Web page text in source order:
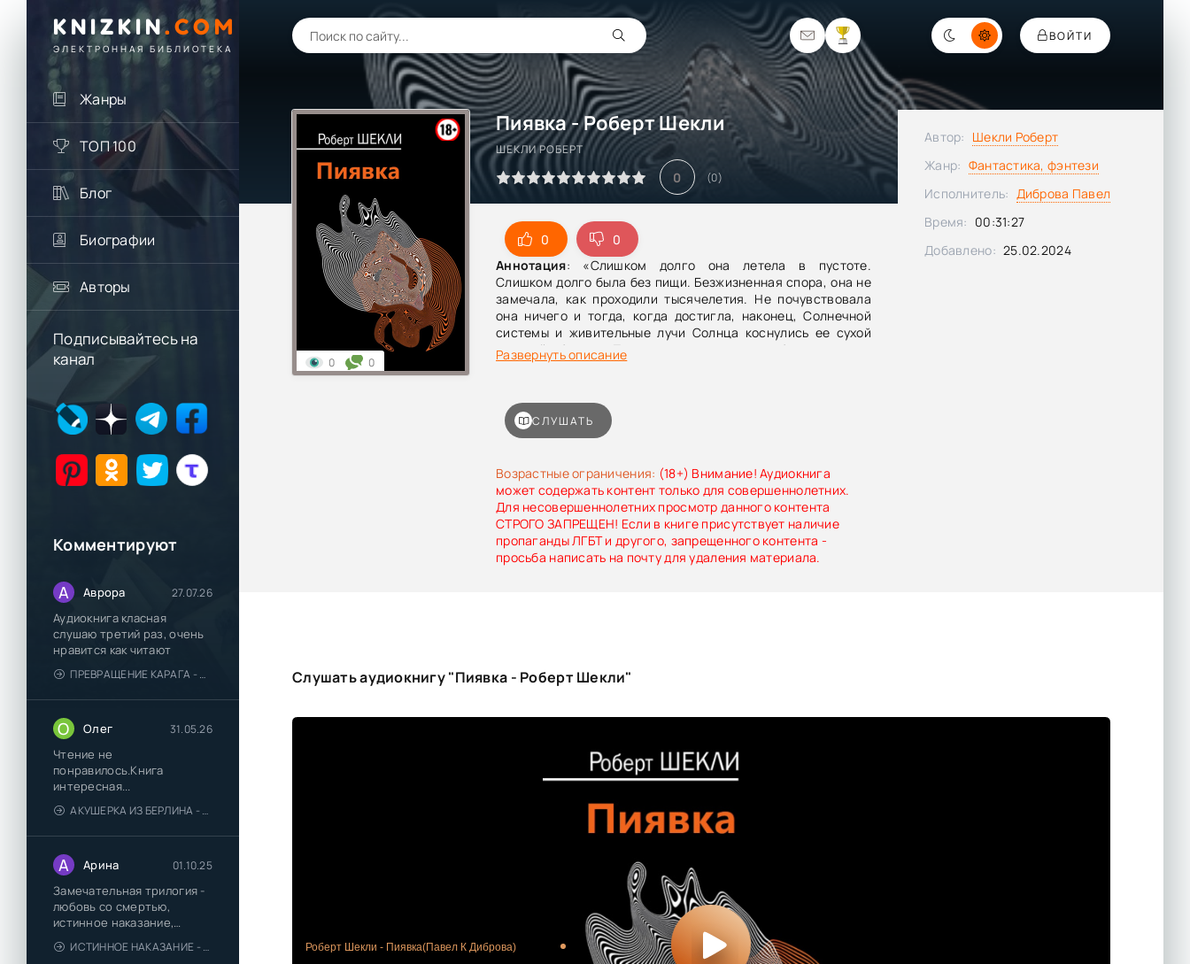
KNIZKIN. COM
ЭЛЕКТРОННАЯ БИБЛИОТЕКА
ВОЙТИ
Жанры
ТОП 100
Блог
Биографии
Авторы
Подписывайтесь на
канал
Комментируют
А Аврора 27.07.26
Аудиокнига класная
слушаю третий раз, очень
нравится как читают
ПРЕВРАЩЕНИЕ КАРАГА - КАТЯ БРАНДИС
О Олег 31.05.26
Чтение не
понравилось.Книга
интересная...
АКУШЕРКА ИЗ БЕРЛИНА - АННА СТЮАРТ
А Арина 01.10.25
Замечательная трилогия -
любовь со смертью,
истинное наказание,
любимая для монстра -
понравились
ИСТИННОЕ НАКАЗАНИЕ - ОЛЬГА ГУСЕЙНОВА
Пиявка - Роберт Шекли
ШЕКЛИ РОБЕРТ
0 (0)
0
0
Аннотация: «Слишком долго она летела в пустоте.
Слишком долго была без пищи. Безжизненная спора, она не
замечала, как проходили тысячелетия. Не почувствовала
она ничего и тогда, когда достигла, наконец, Солнечной
системы и живительные лучи Солнца коснулись ее сухой
твердой оболочки.Планета потянула ее к себе, и, все еще
мертвая, она вместе с другими межзвездными пылинками
подхватил ее, помчал вокруг Земли и отпустил…»
Развернуть описание
Возрастные ограничения: (18+) Внимание! Аудиокнига
может содержать контент только для совершеннолетних.
Для несовершеннолетних просмотр данного контента
СТРОГО ЗАПРЕЩЕН! Если в книге присутствует наличие
пропаганды ЛГБТ и другого, запрещенного контента -
просьба написать на почту для удаления материала.
0 0
СЛУШАТЬ
Автор: Шекли Роберт
Жанр: Фантастика, фэнтези
Исполнитель: Диброва Павел
Время: 00:31:27
Добавлено: 25.02.2024
Слушать аудиокнигу "Пиявка - Роберт Шекли"
Роберт Шекли - Пиявка(Павел К Диброва)